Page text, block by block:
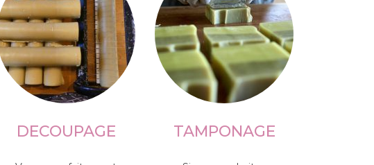
DECOUPAGE TAMPONAGE